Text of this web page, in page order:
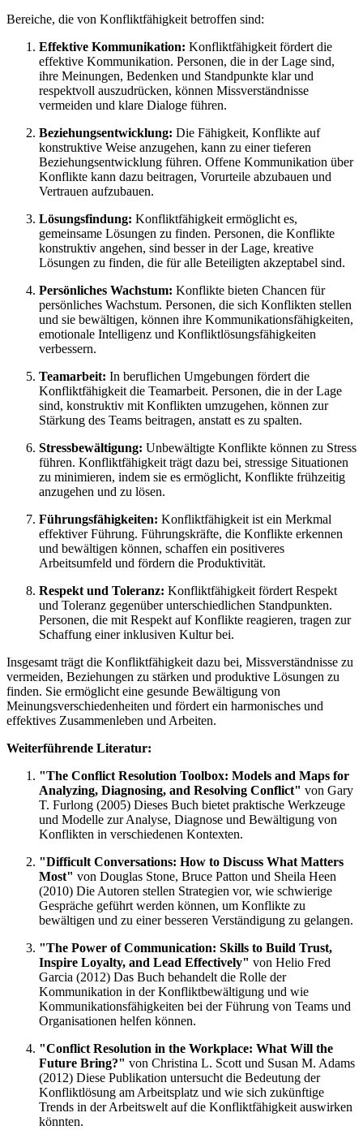
Bereiche, die von Konfliktfähigkeit betroffen sind:
Effektive Kommunikation: Konfliktfähigkeit fördert die
effektive Kommunikation. Personen, die in der Lage sind,
ihre Meinungen, Bedenken und Standpunkte klar und
respektvoll auszudrücken, können Missverständnisse
vermeiden und klare Dialoge führen.
Beziehungsentwicklung: Die Fähigkeit, Konflikte auf
konstruktive Weise anzugehen, kann zu einer tieferen
Beziehungsentwicklung führen. Offene Kommunikation über
Konflikte kann dazu beitragen, Vorurteile abzubauen und
Vertrauen aufzubauen.
Lösungsfindung: Konfliktfähigkeit ermöglicht es,
gemeinsame Lösungen zu finden. Personen, die Konflikte
konstruktiv angehen, sind besser in der Lage, kreative
Lösungen zu finden, die für alle Beteiligten akzeptabel sind.
Persönliches Wachstum: Konflikte bieten Chancen für
persönliches Wachstum. Personen, die sich Konflikten stellen
und sie bewältigen, können ihre Kommunikationsfähigkeiten,
emotionale Intelligenz und Konfliktlösungsfähigkeiten
verbessern.
Teamarbeit: In beruflichen Umgebungen fördert die
Konfliktfähigkeit die Teamarbeit. Personen, die in der Lage
sind, konstruktiv mit Konflikten umzugehen, können zur
Stärkung des Teams beitragen, anstatt es zu spalten.
Stressbewältigung: Unbewältigte Konflikte können zu Stress
führen. Konfliktfähigkeit trägt dazu bei, stressige Situationen
zu minimieren, indem sie es ermöglicht, Konflikte frühzeitig
anzugehen und zu lösen.
Führungsfähigkeiten: Konfliktfähigkeit ist ein Merkmal
effektiver Führung. Führungskräfte, die Konflikte erkennen
und bewältigen können, schaffen ein positiveres
Arbeitsumfeld und fördern die Produktivität.
Respekt und Toleranz: Konfliktfähigkeit fördert Respekt
und Toleranz gegenüber unterschiedlichen Standpunkten.
Personen, die mit Respekt auf Konflikte reagieren, tragen zur
Schaffung einer inklusiven Kultur bei.
Insgesamt trägt die Konfliktfähigkeit dazu bei, Missverständnisse zu
vermeiden, Beziehungen zu stärken und produktive Lösungen zu
finden. Sie ermöglicht eine gesunde Bewältigung von
Meinungsverschiedenheiten und fördert ein harmonisches und
effektives Zusammenleben und Arbeiten.
Weiterführende Literatur:
"The Conflict Resolution Toolbox: Models and Maps for
Analyzing, Diagnosing, and Resolving Conflict" von Gary
T. Furlong (2005) Dieses Buch bietet praktische Werkzeuge
und Modelle zur Analyse, Diagnose und Bewältigung von
Konflikten in verschiedenen Kontexten.
"Difficult Conversations: How to Discuss What Matters
Most" von Douglas Stone, Bruce Patton und Sheila Heen
(2010) Die Autoren stellen Strategien vor, wie schwierige
Gespräche geführt werden können, um Konflikte zu
bewältigen und zu einer besseren Verständigung zu gelangen.
"The Power of Communication: Skills to Build Trust,
Inspire Loyalty, and Lead Effectively" von Helio Fred
Garcia (2012) Das Buch behandelt die Rolle der
Kommunikation in der Konfliktbewältigung und wie
Kommunikationsfähigkeiten bei der Führung von Teams und
Organisationen helfen können.
"Conflict Resolution in the Workplace: What Will the
Future Bring?" von Christina L. Scott und Susan M. Adams
(2012) Diese Publikation untersucht die Bedeutung der
Konfliktlösung am Arbeitsplatz und wie sich zukünftige
Trends in der Arbeitswelt auf die Konfliktfähigkeit auswirken
könnten.